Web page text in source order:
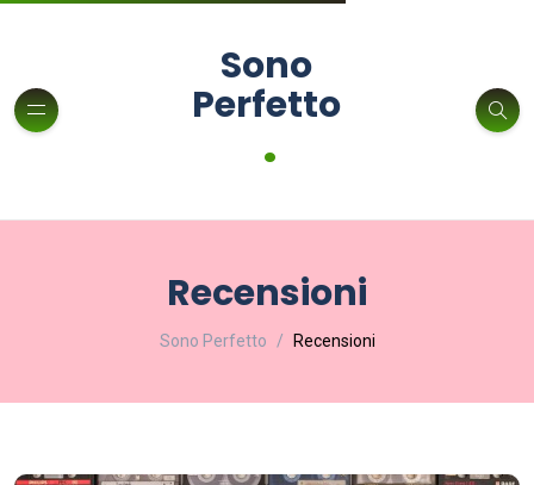
Sono
Perfetto
.
Recensioni
Sono Perfetto Recensioni